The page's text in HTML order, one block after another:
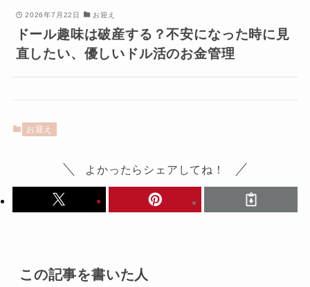
2026年7月22日 お迎え
ドール趣味は破産する？不安になった時に見
直したい、優しいドル活のお金管理
お迎え
よかったらシェアしてね！
この記事を書いた人